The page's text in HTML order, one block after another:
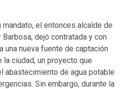
el entonces alcalde de
dejó contratada y con
una nueva fuente de captación
la ciudad, un proyecto que
abastecimiento de agua potable
Sin embargo, durante la